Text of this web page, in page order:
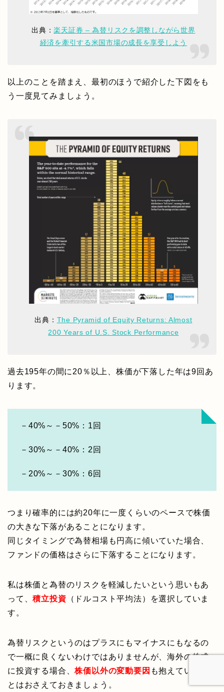
出典：楽天証券 – 為替リスクを調整しながら世界
経済を牽引する米国市場の成長を享受しよう
以上のことを踏まえ、最初のほうで紹介した下図をも
う一度見てみましょう。
出典： The Pyramid of Equity Returns: Almost
200 Years of U.S. Stock Performance
過去195年の間に20％以上、株価が下落した年は9回あ
ります。
－40%～－50%：1回
－30%～－40%：2回
－20%～－30%：6回
つまり確率的には約20年に一度くらいのペースで株価
の大きな下落があることになります。
同じタイミングで為替相場も円高に傾いていた場合、
ファンドの価格はさらに下落することになります。
私は株価と為替のリスクを軽減したいという思いもあ
って、積立投資 （ドルコスト平均法）を選択していま
す。
為替リスクというのはプラスにもマイナスにもなるの
で一概に良くないわけではありませんが、海外の株式
に投資する場合、株価以外の変動要因 も抱えているこ
とはおさえておきましょう。